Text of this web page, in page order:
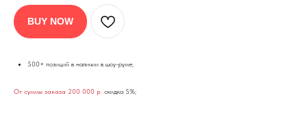
BUY NOW
500+ позиций в наличии в шоу-руме;
От суммы заказа 200 000 р скидка 5%;